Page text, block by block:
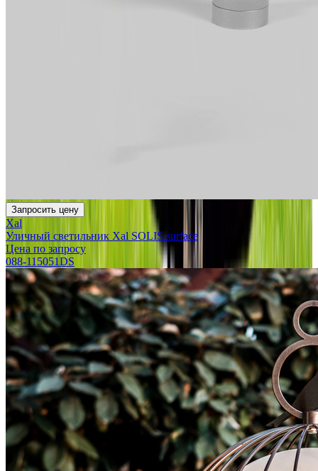
Запросить цену
Xal
Уличный светильник Xal SOLIS surface
Цена по запросу
088-115051DS